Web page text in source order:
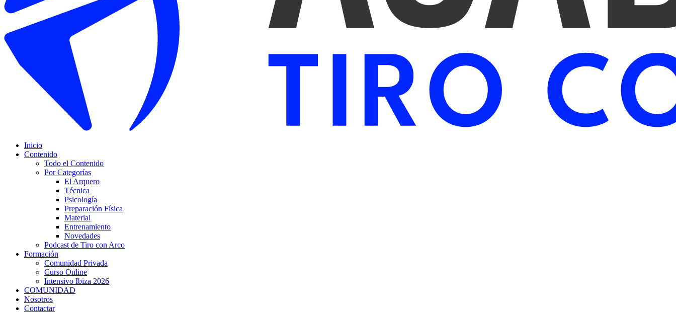
Inicio
Contenido
Todo el Contenido
Por Categorías
El Arquero
Técnica
Psicología
Preparación Física
Material
Entrenamiento
Novedades
Podcast de Tiro con Arco
Formación
Comunidad Privada
Curso Online
Intensivo Ibiza 2026
COMUNIDAD
Nosotros
Contactar